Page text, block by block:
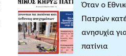
Όταν ο
Πατρών
ανησυχία
πατίνια